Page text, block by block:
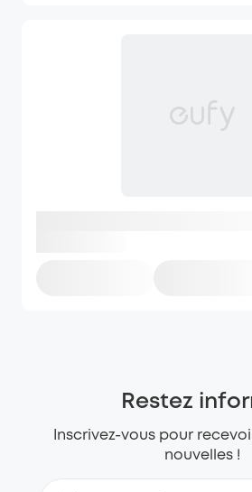
Restez
Inscrivez-vous pour
nouvelles !